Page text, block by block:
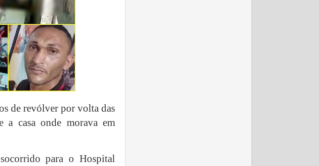
de revólver por volta das
a casa onde morava em
para o Hospital